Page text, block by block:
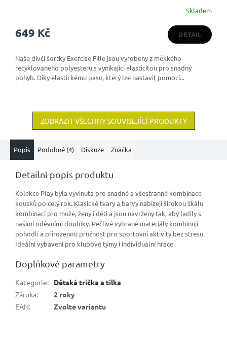
Skladem
649 Kč DETAIL
Naše dívčí šortky Exercise Fille jsou vyrobeny z měkkého
recyklovaného polyesteru s vynikající elasticitou pro snadný
pohyb. Díky elastickému pasu, který lze nastavit pomocí...
ZOBRAZIT VŠECHNY SOUVISEJÍCÍ PRODUKTY
Popis Podobné (4) Diskuze Značka
Detailní popis produktu
Kolekce Play byla vyvinuta pro snadné a všestranné kombinace
kousků po celý rok. Klasické tvary a barvy nabízejí širokou škálu
kombinací pro muže, ženy i děti a jsou navrženy tak, aby ladily s
našimi oděvními doplňky. Pečlivě vybrané materiály kombinují
pohodlí a přirozenou pružnost pro sportovní aktivity bez stresu.
Ideální vybavení pro klubové týmy i individuální hráče.
Doplňkové parametry
Kategorie:
Dětská trička a tílka
Záruka:
2 roky
EAN: Zvolte variantu